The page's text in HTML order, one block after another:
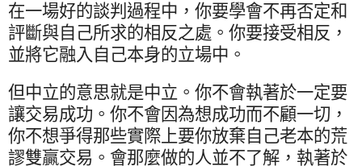
在一場好的談判過程中，你要學會不再否定和
評斷與自己所求的相反之處。你要接受相反，
並將它融入自己本身的立場中。
但中立的意思就是中立。你不會執著於一定要
讓交易成功。你不會因為想成功而不顧一切，
你不想爭得那些實際上要你放棄自己老本的荒
謬雙贏交易。會那麼做的人並不了解，執著於